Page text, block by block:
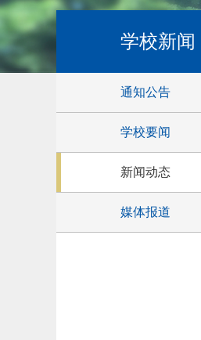
学校新闻
通知公告
学校要闻
新闻动态
媒体报道